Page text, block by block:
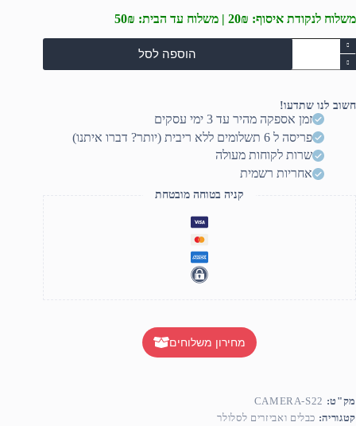
משלוח לנקודת איסוף: 20₪ | משלוח עד הבית: 50₪
כמות
של
מגן
סמסונג
הוספה לסל
חשוב לנו שתדעו!
זמן אספקה מהיר עד 3 ימי עסקים
פריסה ל 6 תשלומים ללא ריבית (יותר? דברו איתנו)
שרות לקוחות מעולה
אחריות רשמית
קניה בטוחה מובטחת
מחירון משלוחים
מק"ט: CAMERA-S22
קטגוריה: כבלים ואביזרים לסלולר